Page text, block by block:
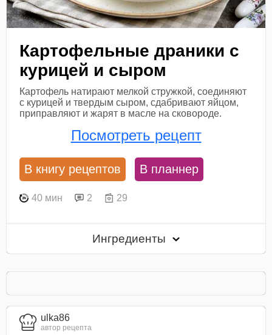
Картофельные драники с
курицей и сыром
Картофель натирают мелкой стружкой, соединяют
с курицей и твердым сыром, сдабривают яйцом,
приправляют и жарят в масле на сковороде.
Посмотреть рецепт
В книгу рецептов В планнер
40 мин 2 29
Ингредиенты
ulka86
автор рецепта